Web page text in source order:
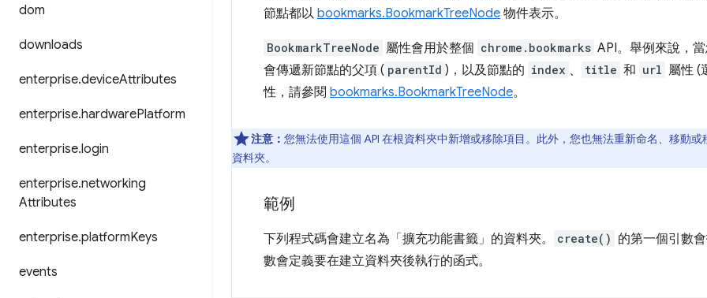
dom
downloads
enterprise.deviceAttributes
enterprise.hardwarePlatform
enterprise.login
enterprise.networking
Attributes
enterprise.platformKeys
events
節點都以 bookmarks.BookmarkTreeNode 物件表示。
BookmarkTreeNode 屬性會用於整個 chrome.bookmarks API。舉例來說，
會傳遞新節點的父項 ( parentId )，以及節點的 index 、 title 和 url 屬性 (
性，請參閱 bookmarks.BookmarkTreeNode。
注意： 您無法使用這個 API 在根資料夾中新增或移除項目。此外，您也無法重新命名、移動
資料夾。
範例
下列程式碼會建立名為「擴充功能書籤」的資料夾。 create() 的第一個引數
數會定義要在建立資料夾後執行的函式。